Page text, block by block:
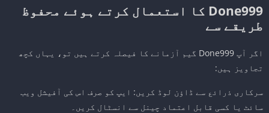
Done999 کا استعمال کرتے ہوئے محفوظ
طریقے سے
اگر آپ Done999 گیم آزمانے کا فیصلہ کرتے ہیں تو، یہاں کچھ
تجاویز ہیں:
سرکاری ذرائع سے ڈاؤن لوڈ کریں: ایپ کو صرف اس کی آفیشل ویب
سائٹ یا کسی قابل اعتماد چینل سے انسٹال کریں۔